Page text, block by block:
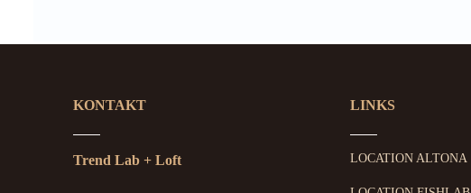
KONTAKT
Trend Lab + Loft
LINKS
LOCATION ALTONA